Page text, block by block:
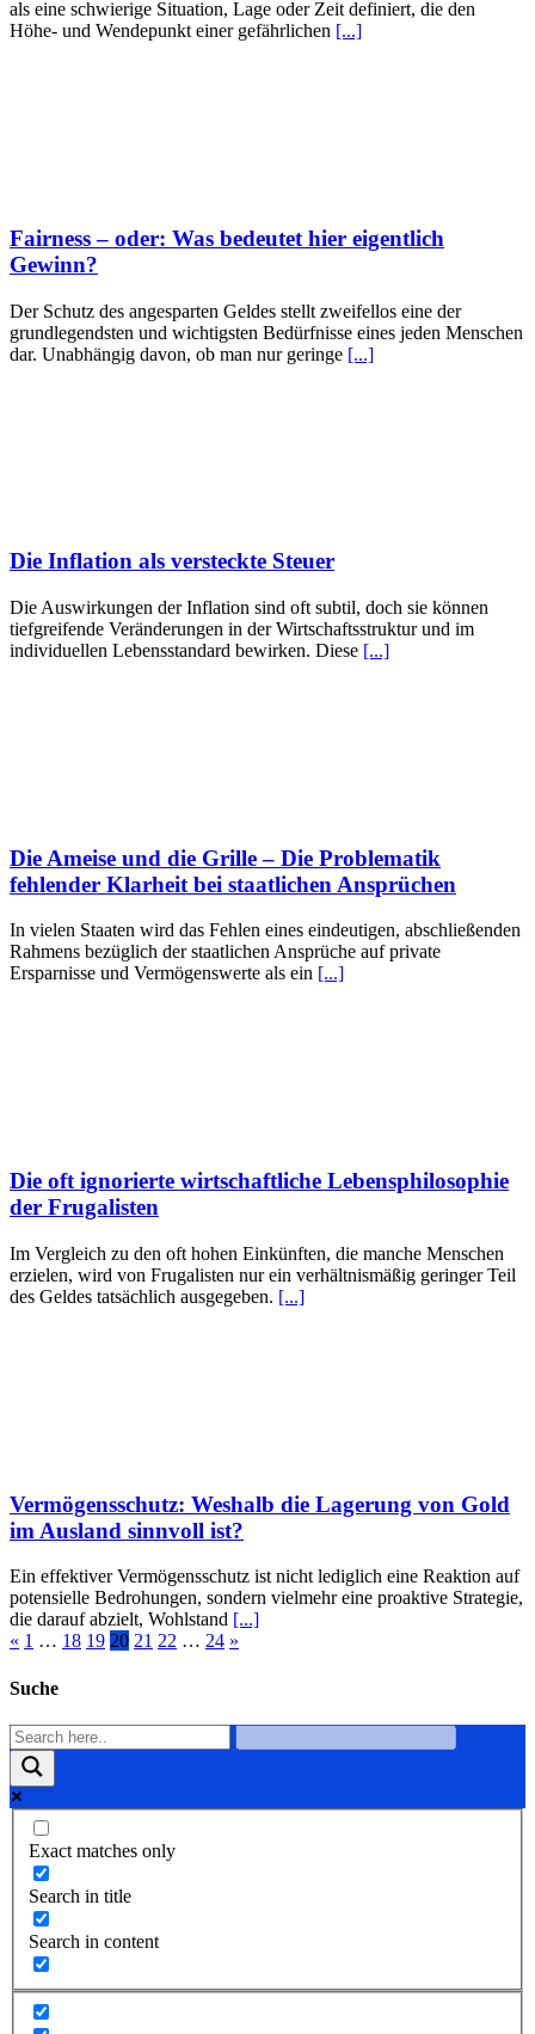
als eine schwierige Situation, Lage oder Zeit definiert, die den
Höhe- und Wendepunkt einer gefährlichen [...]
Fairness – oder: Was bedeutet hier eigentlich
Gewinn?
Der Schutz des angesparten Geldes stellt zweifellos eine der
grundlegendsten und wichtigsten Bedürfnisse eines jeden Menschen
dar. Unabhängig davon, ob man nur geringe [...]
Die Inflation als versteckte Steuer
Die Auswirkungen der Inflation sind oft subtil, doch sie können
tiefgreifende Veränderungen in der Wirtschaftsstruktur und im
individuellen Lebensstandard bewirken. Diese [...]
Die Ameise und die Grille – Die Problematik
fehlender Klarheit bei staatlichen Ansprüchen
In vielen Staaten wird das Fehlen eines eindeutigen, abschließenden
Rahmens bezüglich der staatlichen Ansprüche auf private
Ersparnisse und Vermögenswerte als ein [...]
Die oft ignorierte wirtschaftliche Lebensphilosophie
der Frugalisten
Im Vergleich zu den oft hohen Einkünften, die manche Menschen
erzielen, wird von Frugalisten nur ein verhältnismäßig geringer Teil
des Geldes tatsächlich ausgegeben. [...]
Vermögensschutz: Weshalb die Lagerung von Gold
im Ausland sinnvoll ist?
Ein effektiver Vermögensschutz ist nicht lediglich eine Reaktion auf
potensielle Bedrohungen, sondern vielmehr eine proaktive Strategie,
die darauf abzielt, Wohlstand [...]
« 1 … 18 19 20 21 22 … 24 »
Suche
Exact matches only
Search in title
Search in content